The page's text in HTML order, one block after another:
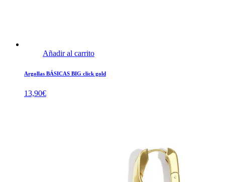
Añadir al carrito
Argollas BÁSICAS BIG click gold
13,90€